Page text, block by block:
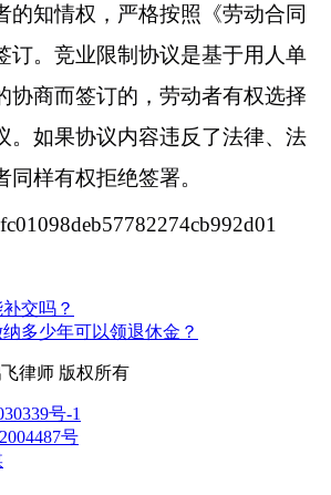
的知情权，严格按照《劳动合同
订。竞业限制协议是基于用人单
协商而签订的，劳动者有权选择
。如果协议内容违反了法律、法
样有权拒绝签署。
交吗？
多少年可以领退休金？
律师 版权所有
号-1
号